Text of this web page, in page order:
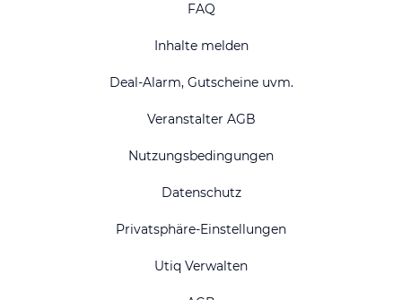
FAQ
Inhalte melden
Deal-Alarm, Gutscheine uvm.
Veranstalter AGB
Nutzungsbedingungen
Datenschutz
Privatsphäre-Einstellungen
Utiq Verwalten